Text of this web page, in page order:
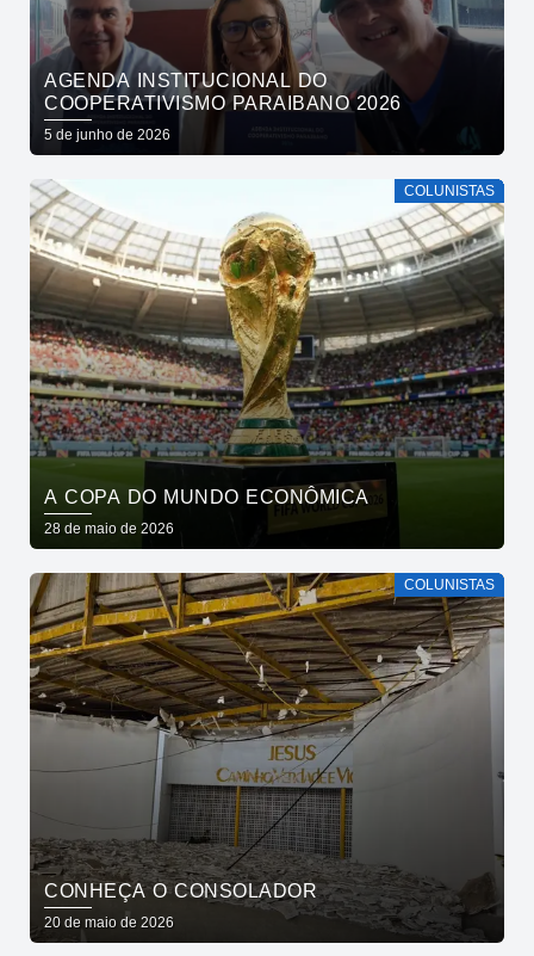
AGENDA INSTITUCIONAL DO
COOPERATIVISMO PARAIBANO 2026
5 de junho de 2026
COLUNISTAS
A COPA DO MUNDO ECONÔMICA
28 de maio de 2026
COLUNISTAS
CONHEÇA O CONSOLADOR
20 de maio de 2026